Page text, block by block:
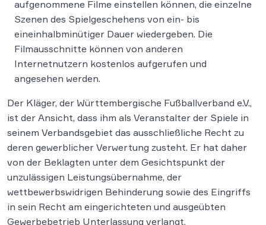
aufgenommene Filme einstellen können, die einzelne
Szenen des Spielgeschehens von ein- bis
eineinhalbminütiger Dauer wiedergeben. Die
Filmausschnitte können von anderen
Internetnutzern kostenlos aufgerufen und
angesehen werden.
Der Kläger, der Württembergische Fußballverband e.V.,
ist der Ansicht, dass ihm als Veranstalter der Spiele in
seinem Verbandsgebiet das ausschließliche Recht zu
deren gewerblicher Verwertung zusteht. Er hat daher
von der Beklagten unter dem Gesichtspunkt der
unzulässigen Leistungsübernahme, der
wettbewerbswidrigen Behinderung sowie des Eingriffs
in sein Recht am eingerichteten und ausgeübten
Gewerbebetrieb Unterlassung verlangt.